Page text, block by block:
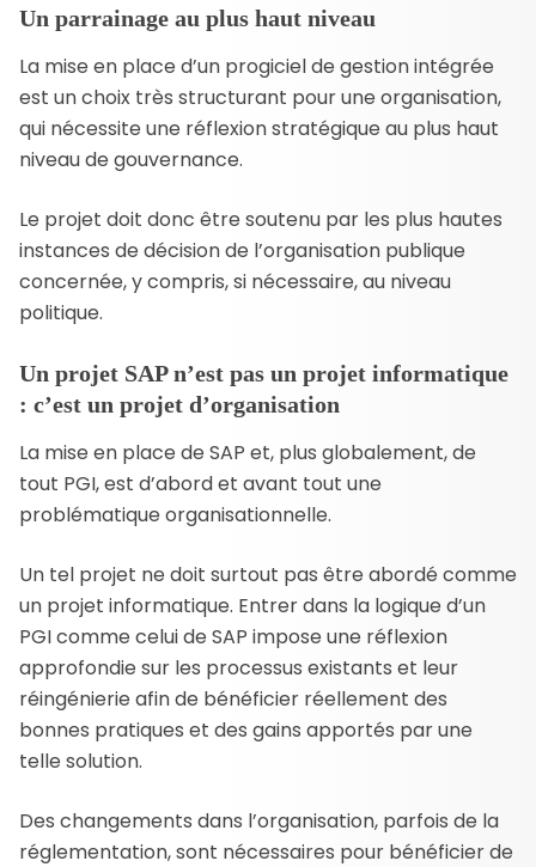
Un parrainage au plus haut niveau
La mise en place d’un progiciel de gestion intégrée
est un choix très structurant pour une organisation,
qui nécessite une réflexion stratégique au plus haut
niveau de gouvernance.
Le projet doit donc être soutenu par les plus hautes
instances de décision de l’organisation publique
concernée, y compris, si nécessaire, au niveau
politique.
Un projet SAP n’est pas un projet informatique
: c’est un projet d’organisation
La mise en place de SAP et, plus globalement, de
tout PGI, est d’abord et avant tout une
problématique organisationnelle.
Un tel projet ne doit surtout pas être abordé comme
un projet informatique. Entrer dans la logique d’un
PGI comme celui de SAP impose une réflexion
approfondie sur les processus existants et leur
réingénierie afin de bénéficier réellement des
bonnes pratiques et des gains apportés par une
telle solution.
Des changements dans l’organisation, parfois de la
réglementation, sont nécessaires pour bénéficier de